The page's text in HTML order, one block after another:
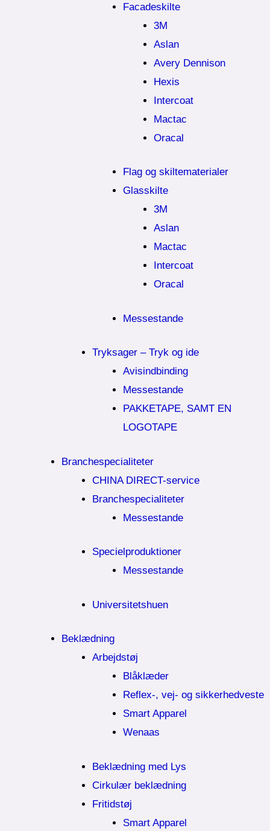
Facadeskilte
3M
Aslan
Avery Dennison
Hexis
Intercoat
Mactac
Oracal
Flag og skiltematerialer
Glasskilte
3M
Aslan
Mactac
Intercoat
Oracal
Messestande
Tryksager – Tryk og ide
Avisindbinding
Messestande
PAKKETAPE, SAMT EN
LOGOTAPE
Branchespecialiteter
CHINA DIRECT-service
Branchespecialiteter
Messestande
Specielproduktioner
Messestande
Universitetshuen
Beklædning
Arbejdstøj
Blåklæder
Reflex-, vej- og sikkerhedveste
Smart Apparel
Wenaas
Beklædning med Lys
Cirkulær beklædning
Fritidstøj
Smart Apparel